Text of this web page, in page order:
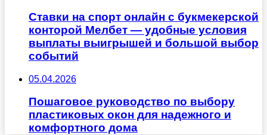
Ставки на спорт онлайн с букмекерской
конторой Мелбет — удобные условия
выплаты выигрышей и большой выбор
событий
05.04.2026
Пошаговое руководство по выбору
пластиковых окон для надежного и
комфортного дома